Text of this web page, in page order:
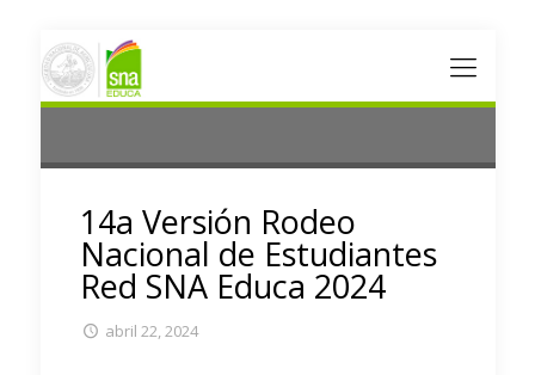
14a Versión Rodeo
Nacional de Estudiantes
Red SNA Educa 2024
abril 22, 2024